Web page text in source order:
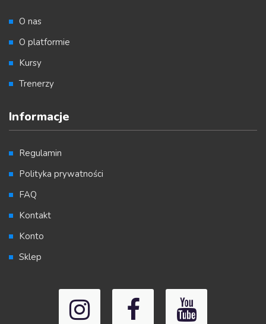
O nas
O platformie
Kursy
Trenerzy
Informacje
Regulamin
Polityka prywatności
FAQ
Kontakt
Konto
Sklep